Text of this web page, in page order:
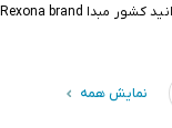
نمایش همه